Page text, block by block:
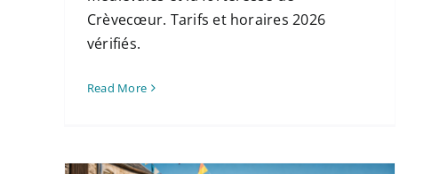
Crèvecœur. Tarifs et horaires 2026
vérifiés.
Read More